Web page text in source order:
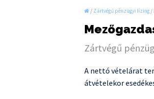
/ Zártvégű pénzügyi lízing /
Zártvégű
A nettó vételárat
átvételekor